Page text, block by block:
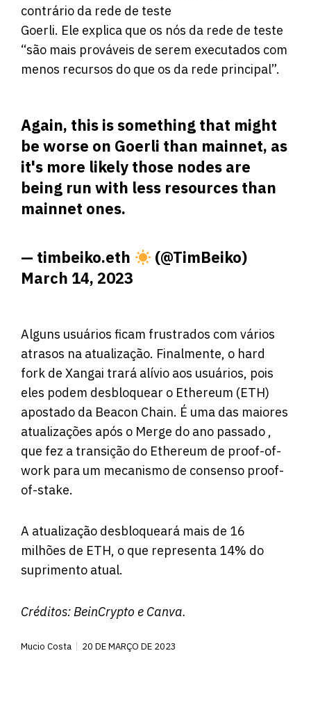
contrário da rede de teste
Goerli. Ele explica que os nós da rede de teste
“são mais prováveis ​​de serem executados com
menos recursos do que os da rede principal”.
Again, this is something that might
be worse on Goerli than mainnet, as
it's more likely those nodes are
being run with less resources than
mainnet ones.
— timbeiko.eth
(@TimBeiko)
March 14, 2023
Alguns usuários ficam frustrados com vários
atrasos na atualização. Finalmente, o hard
fork de Xangai trará alívio aos usuários, pois
eles podem desbloquear o Ethereum (ETH)
apostado da Beacon Chain. É uma das maiores
atualizações após o Merge do ano passado ,
que fez a transição do Ethereum de proof-of-
work para um mecanismo de consenso proof-
of-stake.
A atualização desbloqueará mais de 16
milhões de ETH, o que representa 14% do
suprimento atual.
Créditos:BeinCrypto e Canva.
Mucio Costa 20 DE MARÇO DE 2023